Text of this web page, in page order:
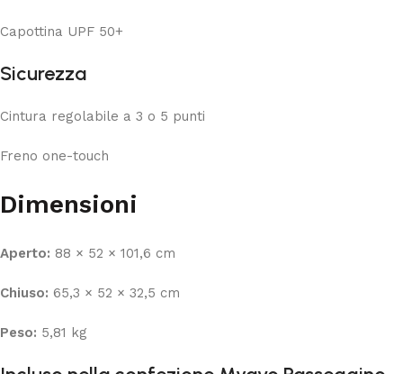
Capottina UPF 50+
Sicurezza
Cintura regolabile a 3 o 5 punti
Freno one-touch
Dimensioni
Aperto: 88 × 52 × 101,6 cm
Chiuso: 65,3 × 52 × 32,5 cm
Peso: 5,81 kg